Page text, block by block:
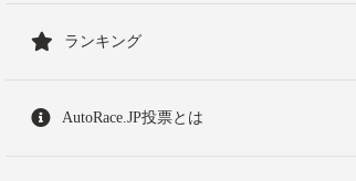
ランキング
AutoRace.JP投票とは